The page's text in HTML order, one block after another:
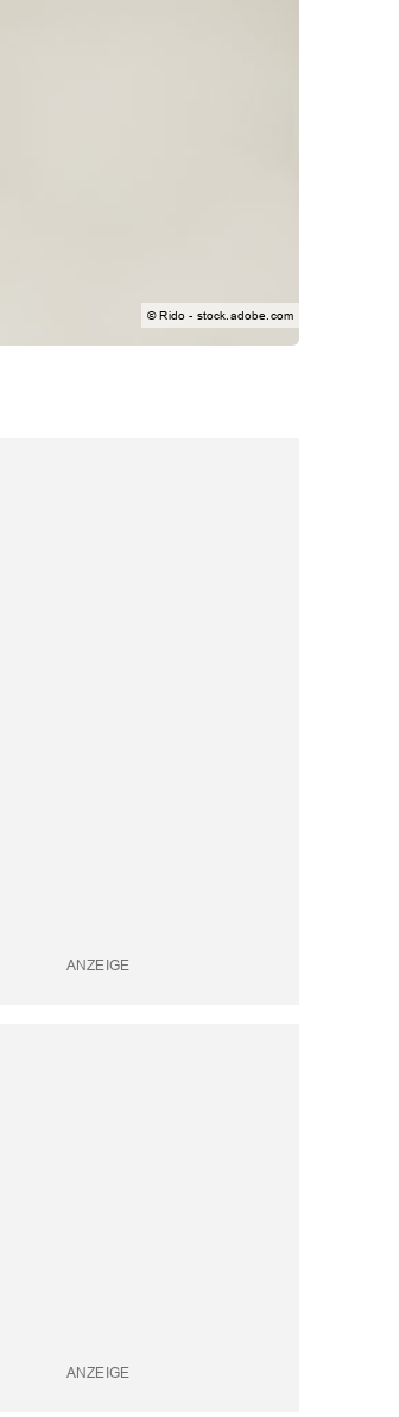
© Rido - stock.adobe.com